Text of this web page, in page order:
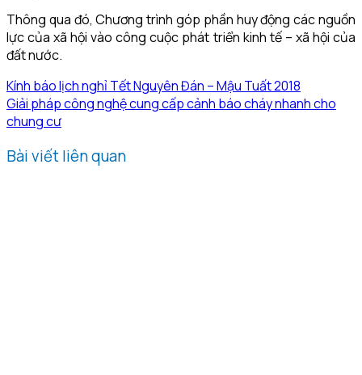
Thông qua đó, Chương trình góp phần huy động các nguồn
lực của xã hội vào công cuộc phát triển kinh tế – xã hội của
đất nước.
Kính báo lịch nghỉ Tết Nguyên Đán – Mậu Tuất 2018
Giải pháp công nghệ cung cấp cảnh báo cháy nhanh cho
chung cư
Bài viết liên quan